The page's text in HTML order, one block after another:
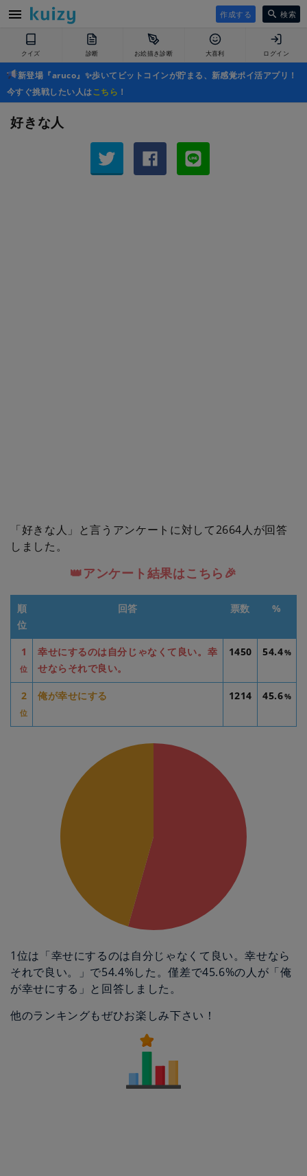
作成する 検索
クイズ 診断 お絵描き診断 大喜利 ログイン
新登場『aruco』✨歩いてビットコインが貯まる、新感覚ポイ活アプリ！
今すぐ挑戦したい人はこちら ！
好きな人
「好きな人」と言うアンケートに対して2664人が回答
しました。
👑アンケート結果はこちら🎉
順
位
回答 票数 %
1
位
幸せにするのは自分じゃなくて良い。幸
せならそれで良い。
1450 54.4%
2
位
俺が幸せにする 1214 45.6%
1位は「幸せにするのは自分じゃなくて良い。幸せなら
それで良い。」で54.4%した。僅差で45.6%の人が「俺
が幸せにする」と回答しました。
他のランキングもぜひお楽しみ下さい！